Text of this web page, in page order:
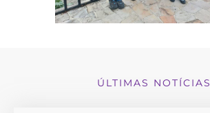
ÚLTIMAS NOTÍCIAS